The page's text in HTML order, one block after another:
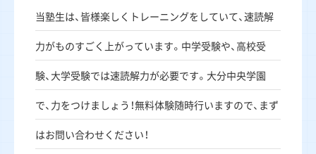
当塾生は、皆様楽しくトレーニングをしていて、速読解
力がものすごく上がっています。中学受験や、高校受
験、大学受験では速読解力が必要です。大分中央学園
で、力をつけましょう！無料体験随時行いますので、まず
はお問い合わせください！